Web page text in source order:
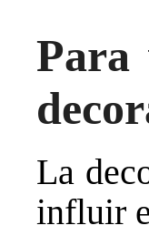
Para
La
influir